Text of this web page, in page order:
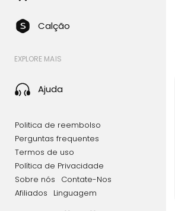
Calção
EXPLORE MAIS
Ajuda
Politica de reembolso
Perguntas frequentes
Termos de uso
Política de Privacidade
Sobre nós
Contate-Nos
Afiliados
Linguagem